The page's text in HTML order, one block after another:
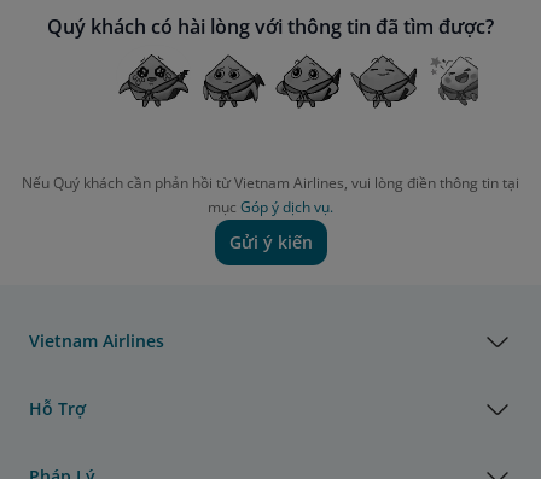
Quý khách có hài lòng với thông tin đã tìm được?
Nếu Quý khách cần phản hồi từ Vietnam Airlines, vui lòng điền thông tin tại
mục Góp ý dịch vụ.
Gửi ý kiến
Vietnam Airlines
Hỗ Trợ